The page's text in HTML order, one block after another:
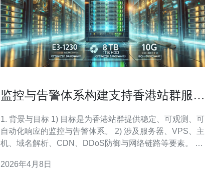
监控与告警体系构建支持香港站群服务
1. 背景与目标 1) 目标是为香港站群提供稳定、可观测、可
自动化响应的监控与告警体系。 2) 涉及服务器、VPS、主
机、域名解析、CDN、DDoS防御与网络链路等要素。 3)
闭环。 4) 评估指标包括CPU、内存、磁盘IOPS、网络带
2026年4月8日